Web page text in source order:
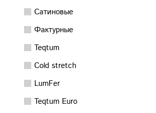
Сатиновые
Фактурные
Teqtum
Cold stretch
LumFer
Teqtum Euro